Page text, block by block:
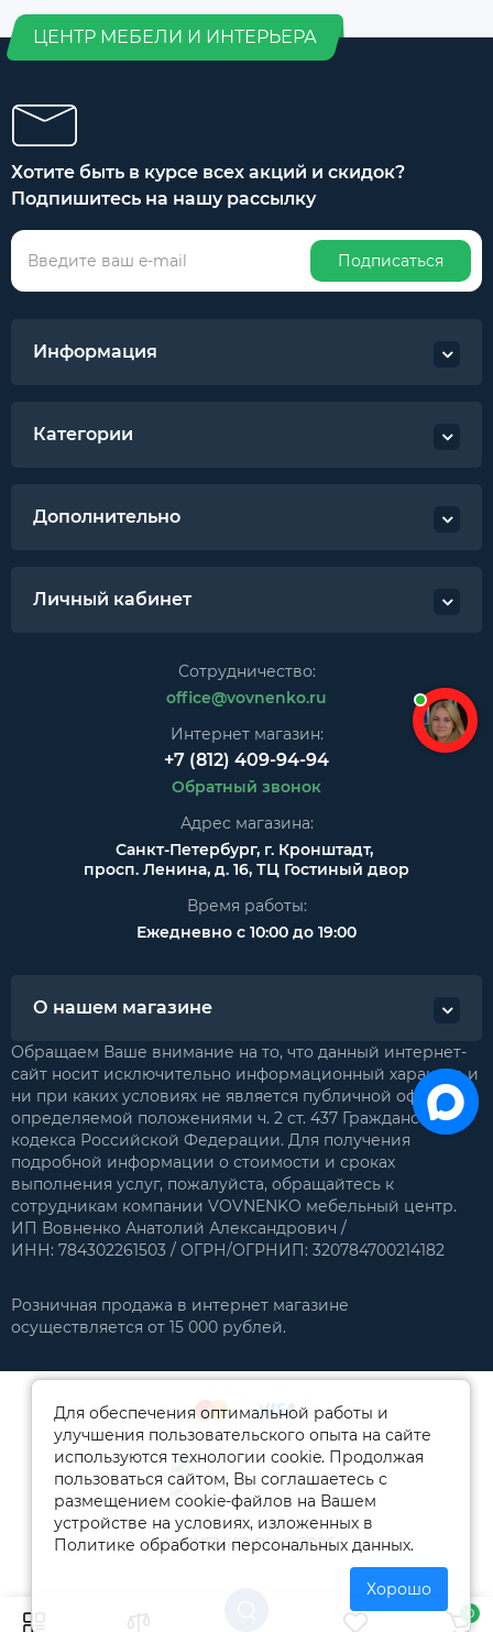
0
ЦЕНТР МЕБЕЛИ И ИНТЕРЬЕРА
Хотите быть в курсе всех акций и скидок?
Подпишитесь на нашу рассылку
Подписаться
Информация
Категории
Дополнительно
Личный кабинет
Сотрудничество:
office@vovnenko.ru
Интернет магазин:
+7 (812) 409-94-94
Обратный звонок
Адрес магазина:
Санкт-Петербург, г. Кронштадт,
просп. Ленина, д. 16, ТЦ Гостиный двор
Время работы:
Ежедневно с 10:00 до 19:00
О нашем магазине
Обращаем Ваше внимание на то, что данный интернет-
сайт носит исключительно информационный характер и
ни при каких условиях не является публичной офертой,
определяемой положениями ч. 2 ст. 437 Гражданского
кодекса Российской Федерации. Для получения
подробной информации о стоимости и сроках
выполнения услуг, пожалуйста, обращайтесь к
сотрудникам компании VOVNENKO мебельный центр.
ИП Вовненко Анатолий Александрович /
ИНН: 784302261503 / ОГРН/ОГРНИП: 320784700214182
Розничная продажа в интернет магазине
осуществляется от 15 000 рублей.
VOVNENKO.RU © 2026
Для обеспечения оптимальной работы и
улучшения пользовательского опыта на сайте
используются технологии cookie. Продолжая
пользоваться сайтом, Вы соглашаетесь с
размещением cookie-файлов на Вашем
устройстве на условиях, изложенных в
Политике обработки персональных данных.
Хорошо